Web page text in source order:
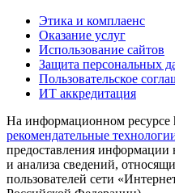
Этика и комплаенс
Оказание услуг
Использование сайтов
Защита персональных
Пользовательское
ИТ аккредитация
На информационном ресурсе
рекомендательные
предоставления информации
и анализа сведений,
пользователей сети